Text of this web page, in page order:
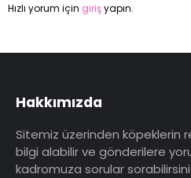
Hızlı yorum için girişyapın.
Hakkımızda
Sitemiz üzerinden köpeklerin
bilgi alabilir ve gönderilere
kadromuza sorular